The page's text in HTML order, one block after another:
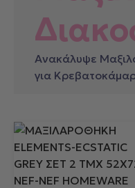
Ανακάλυψε
για